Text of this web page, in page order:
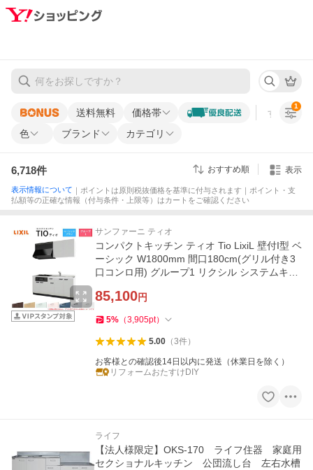
送料無料 価格帯 すべての条
色 ブランド カテゴリ
1
6,718件 おすすめ順 表示
表示情報について ｜ポイントは原則税抜価格を基準に付与されます｜ポイント・支
払額等の正確な情報（付与条件・上限等）はカートをご確認ください
サンファーニ ティオ
コンパクトキッチン ティオ Tio LixiL 壁付I型 ベ
ーシック W1800mm 間口180cm(グリル付き3
口コンロ用) グループ1 リクシル システムキッ
85,100円
5% （3,905pt）
5.00（3件）
お客様との確認後14日以内に発送（休業日を除く）
リフォームおたすけDIY
ライフ
【法人様限定】OKS-170 ライフ住器 家庭用
セクショナルキッチン 公団流し台 左右水槽